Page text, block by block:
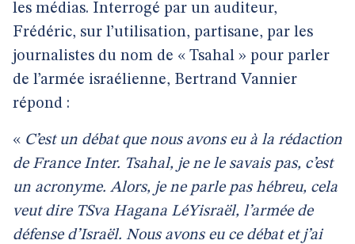
les médias. Interrogé par un auditeur,
Frédéric, sur l’utilisation, partisane, par les
journalistes du nom de « Tsahal » pour parler
de l’armée israélienne, Bertrand Vannier
répond :
« C’est un débat que nous avons eu à la rédaction
de France Inter. Tsahal, je ne le savais pas, c’est
un acronyme. Alors, je ne parle pas hébreu, cela
veut dire TSva Hagana LéYisraël, l’armée de
défense d’Israël. Nous avons eu ce débat et j’ai